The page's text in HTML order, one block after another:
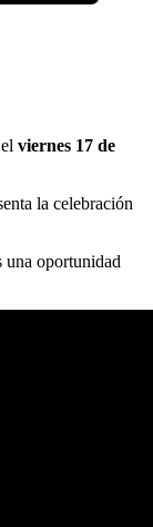
viernes 17 de
la celebración
una oportunidad